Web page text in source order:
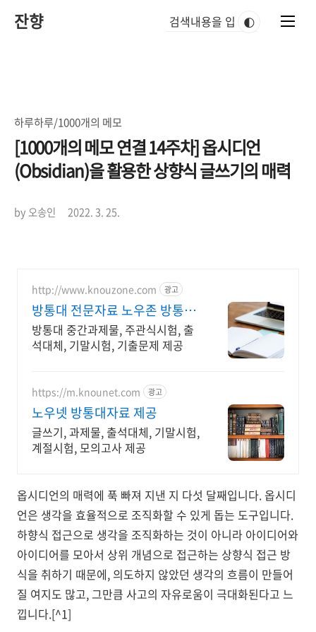
잔향 🌓
하루하루/1000개의 메모
[1000개의 메모 연결 14주차] 옵시디언
(Obsidian)을 활용한 상향식 글쓰기의 매력
by 오송인 2022. 3. 25.
http://www.knouzone.com 광고
방통대 전문자료 노우존 방통대
자료포털 NO.1
방통대 중간과제물, 주관식시험, 출
석대체, 기말시험, 기출문제 제공
https://m.knounet.com 광고
노우넷 방통대자료 제공
글쓰기, 과제물, 출석대체, 기말시험,
계절시험, 모의고사 제공
옵시디언의 매력에 푹 빠져 지낸 지 다섯 달째입니다. 옵시디
언은 생각을 효율적으로 조직화할 수 있게 돕는 도구입니다.
하향식 접근으로 생각을 조직화하는 것이 아니라 아이디어와
아이디어를 모아서 상위 개념으로 접근하는 상향식 접근 방
식을 취하기 때문에, 의도하지 않았던 생각의 흐름이 만들어
질 여지도 많고, 그만큼 사고의 자유로움이 극대화된다고 느
낍니다.[^1]